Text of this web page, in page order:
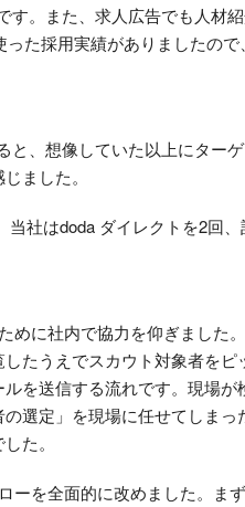
す。また、求人広告でも人材
た採用実績がありましたの
と、想像していた以上にター
ました。
当社はdoda ダイレクトを2回
めに社内で協力を仰ぎました
たうえでスカウト対象者を
を送信する流れです。現場
選定」を現場に任せてしま
た。
ーを全面的に改めました。